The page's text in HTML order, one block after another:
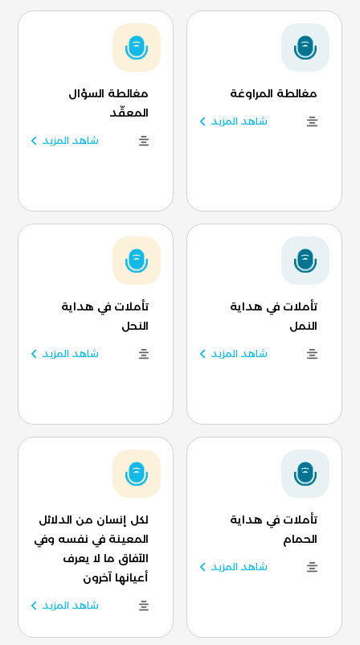
مغالطة المراوغة
شاهد المزيد
مغالطة السؤال
المعقّد
شاهد المزيد
تأملات في هداية
النمل
شاهد المزيد
تأملات في هداية
النحل
شاهد المزيد
تأملات في هداية
الحمام
شاهد المزيد
لكل إنسان من الدلائل
المعينة في نفسه وفي
الآفاق ما لا يعرف
أعيانها آخرون
شاهد المزيد